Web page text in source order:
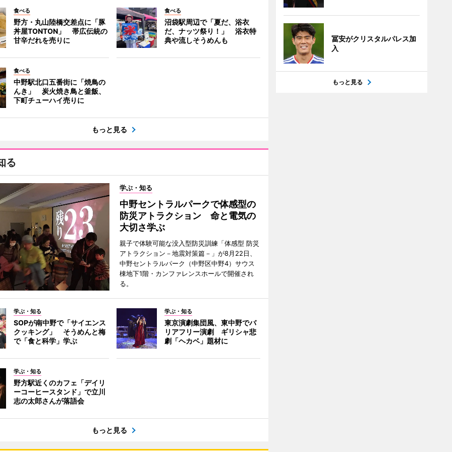
食べる
野方・丸山陸橋交差点に「豚
丼屋TONTON」 帯広伝統の
甘辛だれを売りに
食べる
沼袋駅周辺で「夏だ、浴衣
だ、ナッツ祭り！」 浴衣特
典や流しそうめんも
食べる
中野駅北口五番街に「焼鳥の
んき」 炭火焼き鳥と釜飯、
下町チューハイ売りに
もっと見る
る
学ぶ・知る
中野セントラルパークで体感型の
防災アトラクション 命と電気の
大切さ学ぶ
親子で体験可能な没入型防災訓練「体感型 防災
アトラクション－地震対策篇－」が8月22日、
中野セントラルパーク（中野区中野4）サウス
棟地下1階・カンファレンスホールで開催され
る。
学ぶ・知る
SOPが南中野で「サイエンス
クッキング」 そうめんと梅
で「食と科学」学ぶ
学ぶ・知る
東京演劇集団風、東中野でバ
リアフリー演劇 ギリシャ悲
劇「ヘカベ」題材に
学ぶ・知る
野方駅近くのカフェ「デイリ
ーコーヒースタンド」で立川
志の太郎さんが落語会
もっと見る
冨安がクリスタルパレス加
入
もっと見る